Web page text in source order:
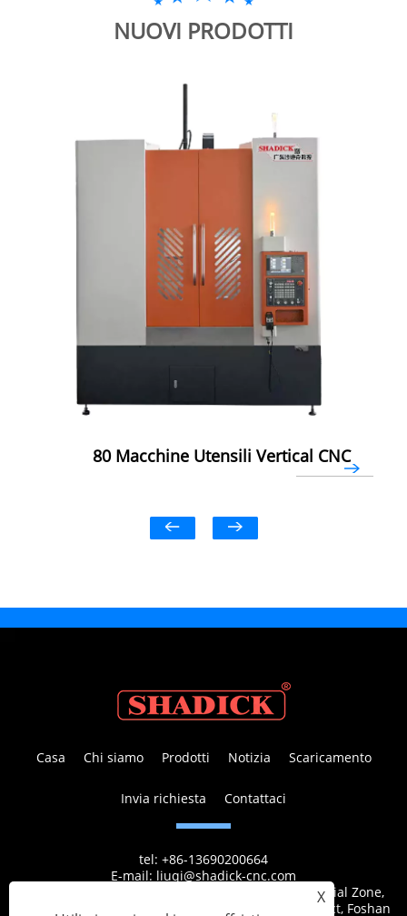
NUOVI PRODOTTI
80 Macchine Utensili Vertical CNC
Casa Chi siamo Prodotti Notizia Scaricamento
Invia richiesta Contattaci
tel: +86-13690200664
E-mail: liuqi@shadick-cnc.com
No.1 Xingye 9th Road, Guanglong Industrial Zone,
Yongxing Community, Chencun Town, Shunde District, Foshan
X